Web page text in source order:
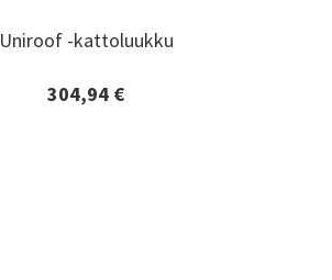
Uniroof -kattoluukku
304,94 €
Uniroof -kattoluukku
Lisätiedot ja tilaaminen